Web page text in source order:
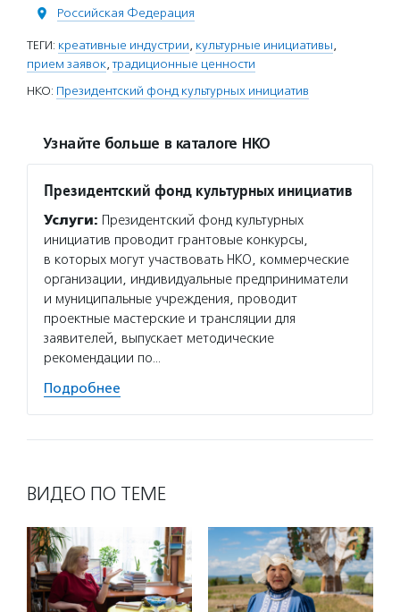
Российская Федерация
ТЕГИ: креативные индустрии, культурные инициативы,
прием заявок,традиционные ценности
НКО: Президентский фонд культурных инициатив
Узнайте больше в каталоге НКО
Президентский фонд культурных инициатив
Услуги: Президентский фонд культурных
инициатив проводит грантовые конкурсы,
в которых могут участвовать НКО, коммерческие
организации, индивидуальные предприниматели
и муниципальные учреждения, проводит
проектные мастерские и трансляции для
заявителей, выпускает методические
рекомендации по…
Подробнее
ВИДЕО ПО ТЕМЕ